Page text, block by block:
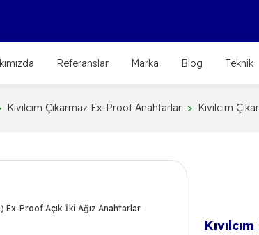
Referanslar Marka Blog Teknik
Kıvılcım Çıkarmaz Ex-Proof Anahtarlar Kıvılcım